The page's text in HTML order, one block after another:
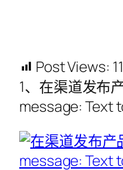
Post Views:
1、在渠道发布
message: Text